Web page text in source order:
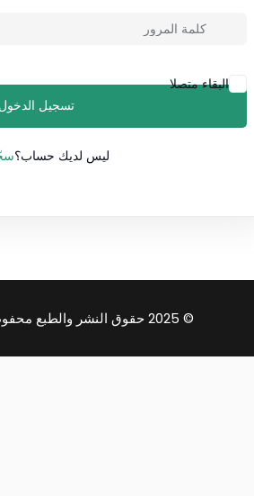
البقاء متصلا
تسجيل الدخول
ليس لديك حساب؟
© 2025 حقوق النشر والطبع محفوظة لدى Anna Stella
Remember me